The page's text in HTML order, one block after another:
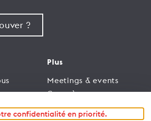
?
Plus
Meetings & events
Congrès
Trade
confidentialité en priorité.